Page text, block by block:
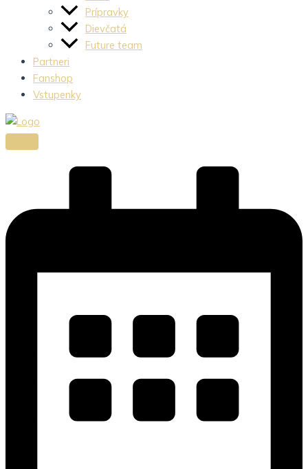
Prípravky
Dievčatá
Future team
Partneri
Fanshop
Vstupenky